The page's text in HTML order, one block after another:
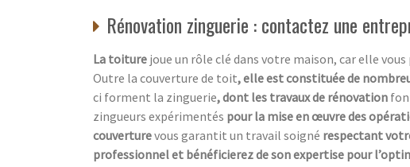
Rénovation zinguerie : contactez une
La toiture joue un rôle clé dans votre maison, car elle
Outre la couverture de toit, elle est constituée de
ci forment la zinguerie, dont les travaux de rénovation
zingueurs expérimentés pour la mise en œuvre des
couverturevous garantit un travail soigné respectant
professionnel et bénéficierez de son expertise pour